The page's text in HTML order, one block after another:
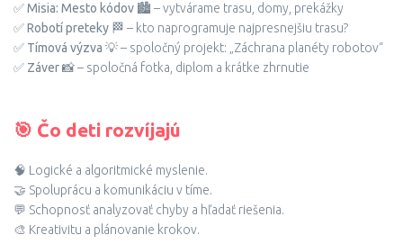
✅Misia: Mesto kódov 🏙️ – vytvárame trasu, domy, prekážky
✅Robotí preteky 🏁 – kto naprogramuje najpresnejšiu trasu?
✅ Tímová výzva 💡– spoločný projekt: „Záchrana planéty robotov“
✅ Záver 📸– spoločná fotka, diplom a krátke zhrnutie
🎯 Čo deti rozvíjajú
🧠 Logické a algoritmické myslenie.
🤝 Spoluprácu a komunikáciu v tíme.
💬 Schopnosť analyzovať chyby a hľadať riešenia.
🎨 Kreativitu a plánovanie krokov.